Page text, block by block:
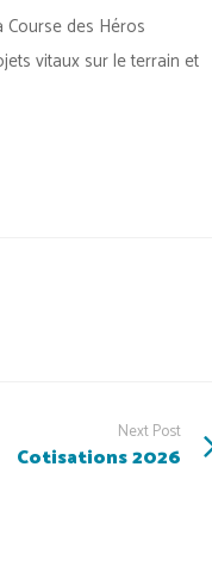
des Héros
vitaux sur le terrain et
Next Post
Cotisations 2026